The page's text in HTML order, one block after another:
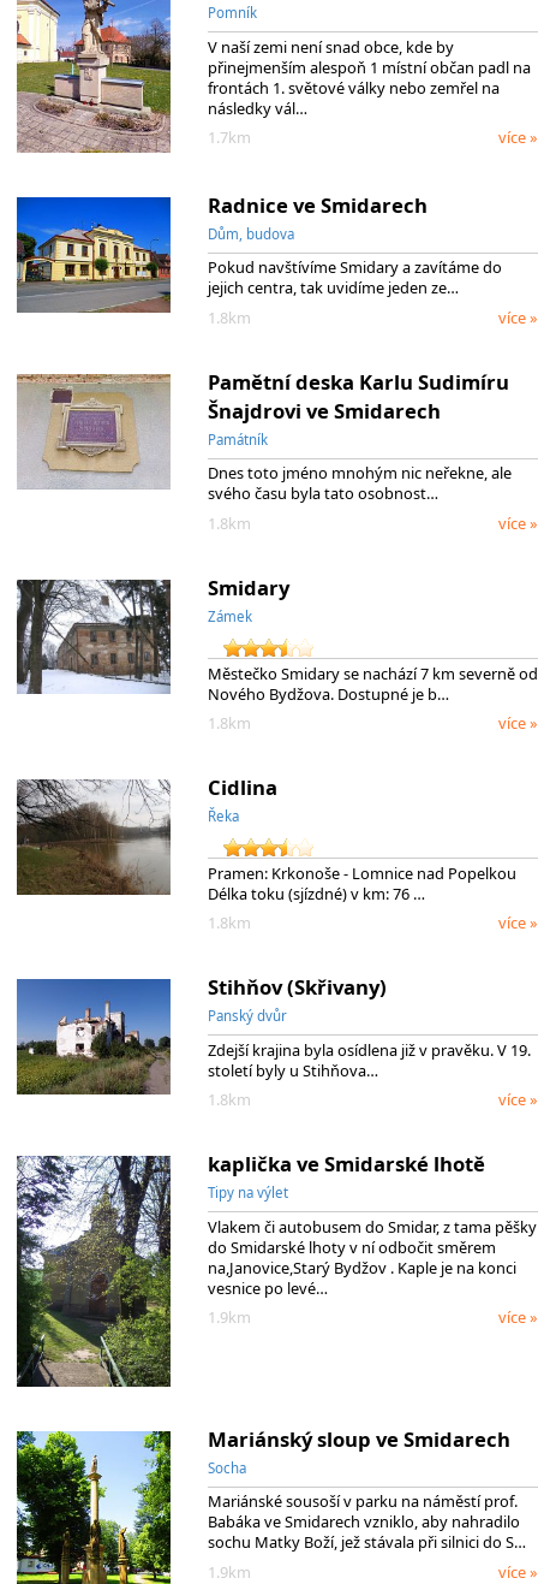
Pomník
V naší zemi není snad obce, kde by
přinejmenším alespoň 1 místní občan padl na
frontách 1. světové války nebo zemřel na
následky vál…
1.7km
více »
Radnice ve Smidarech
Dům, budova
Pokud navštívíme Smidary a zavítáme do
jejich centra, tak uvidíme jeden ze…
1.8km
více »
Pamětní deska Karlu Sudimíru
Šnajdrovi ve Smidarech
Památník
Dnes toto jméno mnohým nic neřekne, ale
svého času byla tato osobnost…
1.8km
více »
Smidary
Zámek
Městečko Smidary se nachází 7 km severně od
Nového Bydžova. Dostupné je b…
1.8km
více »
Cidlina
Řeka
Pramen: Krkonoše - Lomnice nad Popelkou
Délka toku (sjízdné) v km: 76 …
1.8km
více »
Stihňov (Skřivany)
Panský dvůr
Zdejší krajina byla osídlena již v pravěku. V 19.
století byly u Stihňova…
1.8km
více »
kaplička ve Smidarské lhotě
Tipy na výlet
Vlakem či autobusem do Smidar, z tama pěšky
do Smidarské lhoty v ní odbočit směrem
na,Janovice,Starý Bydžov . Kaple je na konci
vesnice po levé…
1.9km
více »
Mariánský sloup ve Smidarech
Socha
Mariánské sousoší v parku na náměstí prof.
Babáka ve Smidarech vzniklo, aby nahradilo
sochu Matky Boží, jež stávala při silnici do S…
1.9km
více »